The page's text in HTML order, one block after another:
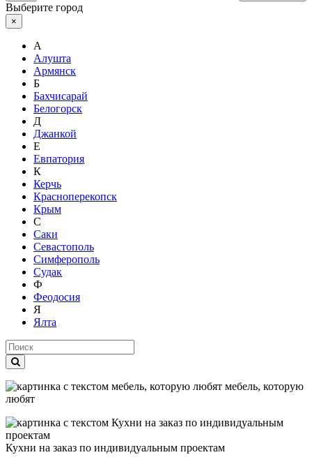
Выберите город
×
А
Алушта
Армянск
Б
Бахчисарай
Белогорск
Д
Джанкой
Е
Евпатория
К
Керчь
Красноперекопск
Крым
С
Саки
Севастополь
Симферополь
Судак
Ф
Феодосия
Я
Ялта
мебель, которую
любят
Кухни на заказ по индивидуальным проектам